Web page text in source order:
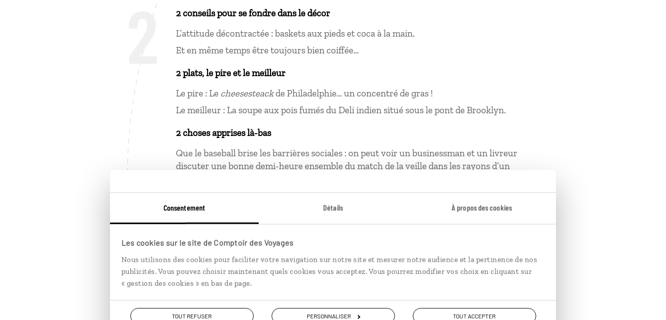
Consentement Détails À propos des cookies
Les cookies sur le site de Comptoir des Voyages
Nous utilisons des cookies pour faciliter votre navigation sur notre site et mesurer notre audience et la pertinence de nos
publicités. Vous pouvez choisir maintenant quels cookies vous acceptez. Vous pourrez modifier vos choix en cliquant sur
« gestion des cookies » en bas de page.
TOUT REFUSER PERSONNALISER TOUT ACCEPTER
2
2 conseils pour se fondre dans le décor
L’attitude décontractée : baskets aux pieds et coca à la main.
Et en même temps être toujours bien coiffée…
2 plats, le pire et le meilleur
Le pire : Le cheesesteackde Philadelphie… un concentré de gras !
Le meilleur : La soupe aux pois fumés du Deli indien situé sous le pont de Brooklyn.
2 choses apprises là-bas
Que le baseball brise les barrières sociales : on peut voir un businessman et un livreur
discuter une bonne demi-heure ensemble du match de la veille dans les rayons d’un
Savoir faire la queue avec bonne humeur et décontraction.
1
Être coincée dans un ascenseur et me faire « délivrée » par un technicien qui se croit dans
un film catastrophe et en fait des caisses.
1 grand moment de béatitude